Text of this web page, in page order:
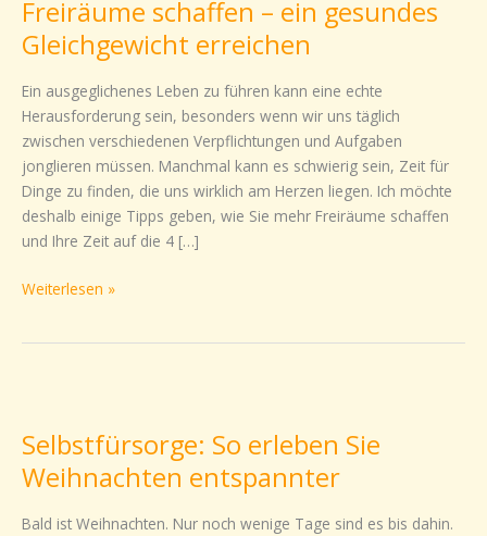
Freiräume schaffen – ein gesundes
Gleichgewicht erreichen
Ein ausgeglichenes Leben zu führen kann eine echte
Herausforderung sein, besonders wenn wir uns täglich
zwischen verschiedenen Verpflichtungen und Aufgaben
jonglieren müssen. Manchmal kann es schwierig sein, Zeit für
Dinge zu finden, die uns wirklich am Herzen liegen. Ich möchte
deshalb einige Tipps geben, wie Sie mehr Freiräume schaffen
und Ihre Zeit auf die 4 […]
–
Freiräume
–
ein
gesundes
Gleichgewicht
erreichen
Weiterlesen »
Selbstfürsorge: So erleben Sie
Weihnachten entspannter
Bald ist Weihnachten. Nur noch wenige Tage sind es bis dahin.
erleben
Sie
Weihnachten
entspannter